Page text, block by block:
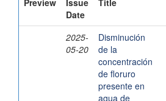
Preview
Issue
Date
Title
2025-
05-20
Disminución
de la
concentración
de floruro
presente en
agua de